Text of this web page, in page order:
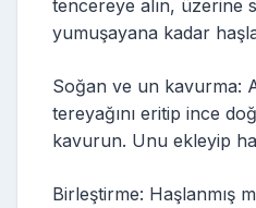
tencereye alın, üzerine
yumuşayana kadar
Soğan ve un kavurma:
tereyağını eritip ince
kavurun. Unu ekleyip
Birleştirme: Haşlanmış